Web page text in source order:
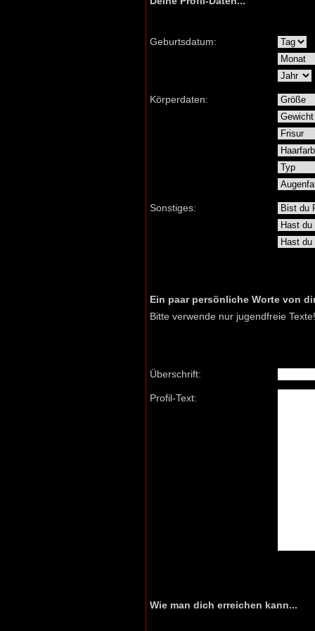
Geburtsdatum:
Körperdaten:
Sonstiges:
Ein paar persönliche Worte von
Bitte verwende nur jugendfreie Texte!
Überschrift:
Profil-Text:
Wie man dich erreichen kann...